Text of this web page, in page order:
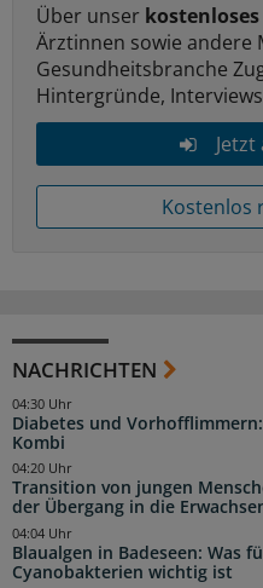
Über unser
Ärztinnen sowie andere
Gesundheitsbranche
Hintergründe,
Kostenlos
NACHRICHTEN
Diabetes und
Kombi
04:30 Uhr
Transition von jungen
der Übergang in die
04:20 Uhr
Blaualgen in Badeseen: Was
Cyanobakterien wichtig ist
04:04 Uhr